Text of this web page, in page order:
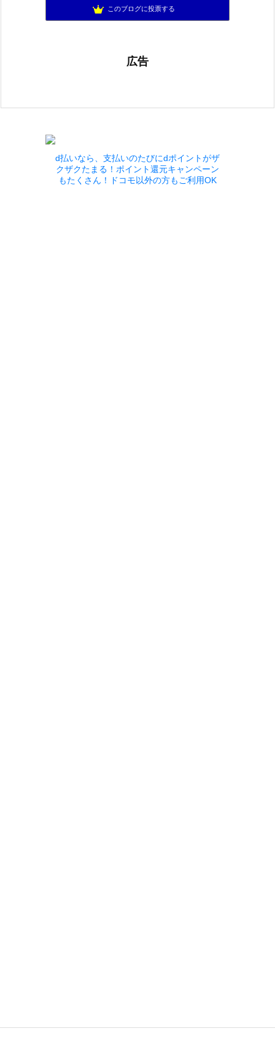
ゆるふわエル子になりたくて(｀・ω・´)
このブログに投票する
広告
d払いなら、支払いのたびにdポイントがザ
クザクたまる！ポイント還元キャンペーン
もたくさん！ドコモ以外の方もご利用OK